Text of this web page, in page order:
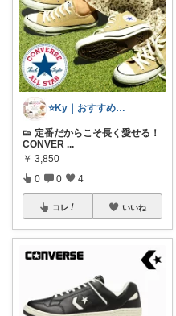
⭐️Ky｜おすすめセレクト⭐️
👟 定番だからこそ長く愛せる！
CONVER ...
￥ 3,850
0 0 4
コレ いいね